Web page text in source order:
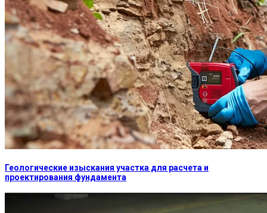
Геологические изыскания участка для расчета и
проектирования фундамента